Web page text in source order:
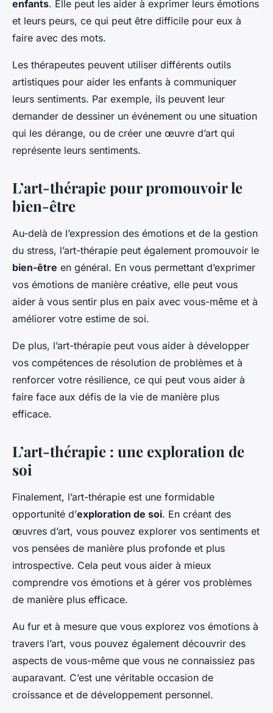
enfants. Elle peut les aider à exprimer leurs émotions
et leurs peurs, ce qui peut être difficile pour eux à
faire avec des mots.
Les thérapeutes peuvent utiliser différents outils
artistiques pour aider les enfants à communiquer
leurs sentiments. Par exemple, ils peuvent leur
demander de dessiner un événement ou une situation
qui les dérange, ou de créer une œuvre d’art qui
représente leurs sentiments.
L’art-thérapie pour promouvoir le
bien-être
Au-delà de l’expression des émotions et de la gestion
du stress, l’art-thérapie peut également promouvoir le
bien-être en général. En vous permettant d’exprimer
vos émotions de manière créative, elle peut vous
aider à vous sentir plus en paix avec vous-même et à
améliorer votre estime de soi.
De plus, l’art-thérapie peut vous aider à développer
vos compétences de résolution de problèmes et à
renforcer votre résilience, ce qui peut vous aider à
faire face aux défis de la vie de manière plus
efficace.
L’art-thérapie : une exploration de
soi
Finalement, l’art-thérapie est une formidable
opportunité d’exploration de soi. En créant des
œuvres d’art, vous pouvez explorer vos sentiments et
vos pensées de manière plus profonde et plus
introspective. Cela peut vous aider à mieux
comprendre vos émotions et à gérer vos problèmes
de manière plus efficace.
Au fur et à mesure que vous explorez vos émotions à
travers l’art, vous pouvez également découvrir des
aspects de vous-même que vous ne connaissiez pas
auparavant. C’est une véritable occasion de
croissance et de développement personnel.